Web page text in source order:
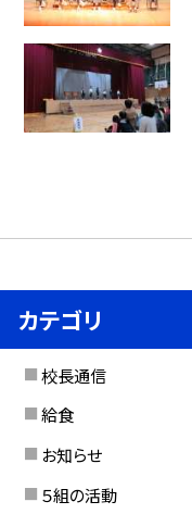
カテゴリ
校長通信
給食
お知らせ
５組の活動